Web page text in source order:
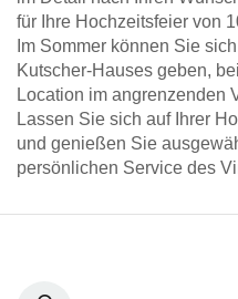
für Ihre Hochzeitsfeier von
Im Sommer können Sie
Kutscher-Hauses geben,
Location im angrenzenden
Lassen Sie sich auf Ihrer
und genießen Sie
persönlichen Service des